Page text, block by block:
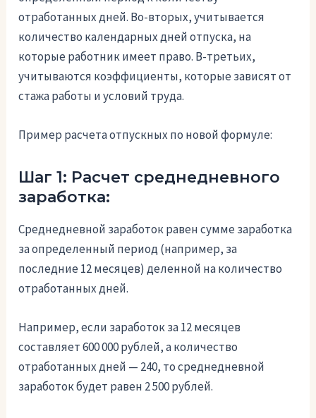
отработанных дней. Во-вторых, учитывается
количество календарных дней отпуска, на
которые работник имеет право. В-третьих,
учитываются коэффициенты, которые зависят от
стажа работы и условий труда.
Пример расчета отпускных по новой формуле:
Шаг 1: Расчет среднедневного
заработка:
Среднедневной заработок равен сумме заработка
за определенный период (например, за
последние 12 месяцев) деленной на количество
отработанных дней.
Например, если заработок за 12 месяцев
составляет 600 000 рублей, а количество
отработанных дней — 240, то среднедневной
заработок будет равен 2 500 рублей.